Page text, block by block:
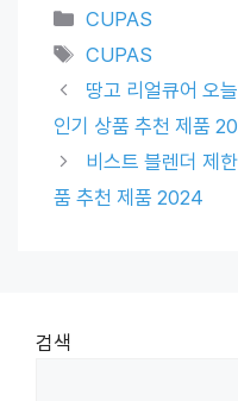
Categories
CUPAS
Tags
CUPAS
땅고 리얼큐어 오
인기 상품 추천 제품
비스트 블렌더 제
품 추천 제품 2024
검색